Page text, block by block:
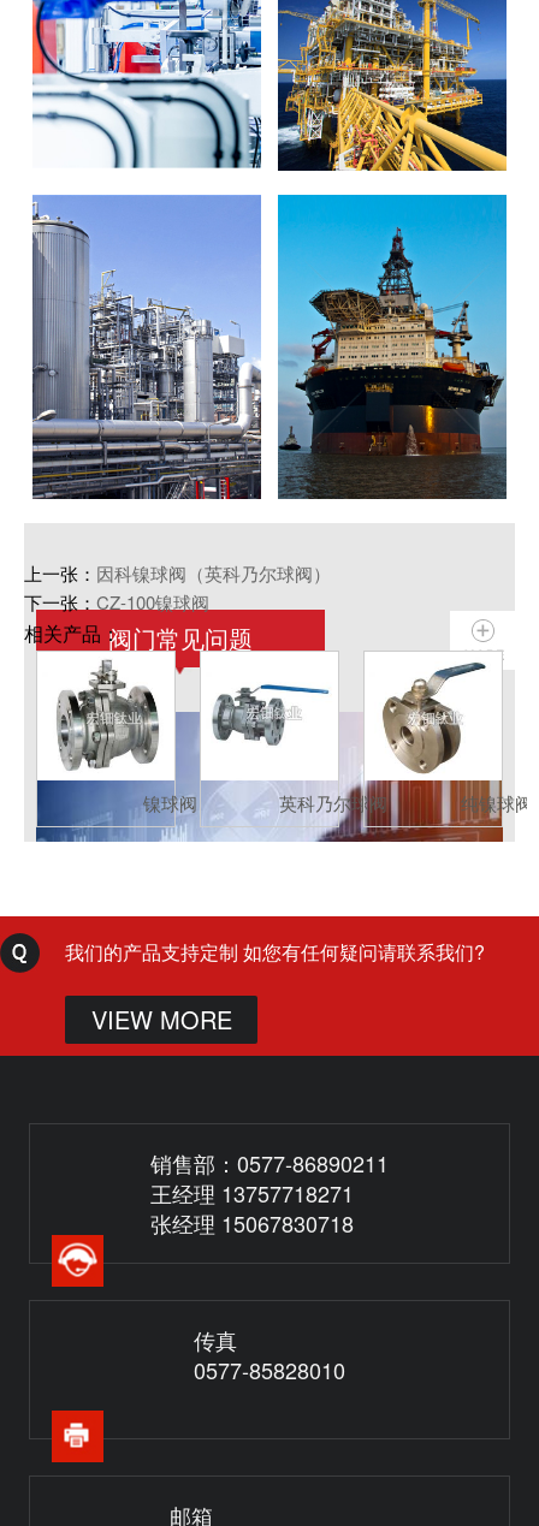
阀门常见问题
电动钛阀门如何维护保养？
钛的神奇主要体现在它在超低
温世界里，钛会变得更为坚
硬，并有超导体的性能，钢则
变得脆弱无能。比重仅是铁
的...
我国钛资源总量9.65亿吨，居
38.85%，主要集中在四川、
地...
简述世界钛资源的总体分布状况
上一张： 因科镍球阀（英科乃尔球阀）
下一张： CZ-100镍球阀
相关产品：
镍球阀 英科乃尔球阀 纯镍球阀
我们的产品支持定制 如您有任何疑问请联系我们?
VIEW MORE
销售部：0577-86890211
王经理 13757718271
张经理 15067830718
传真
0577-85828010
邮箱